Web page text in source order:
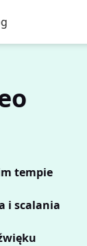
tempie
i scalania